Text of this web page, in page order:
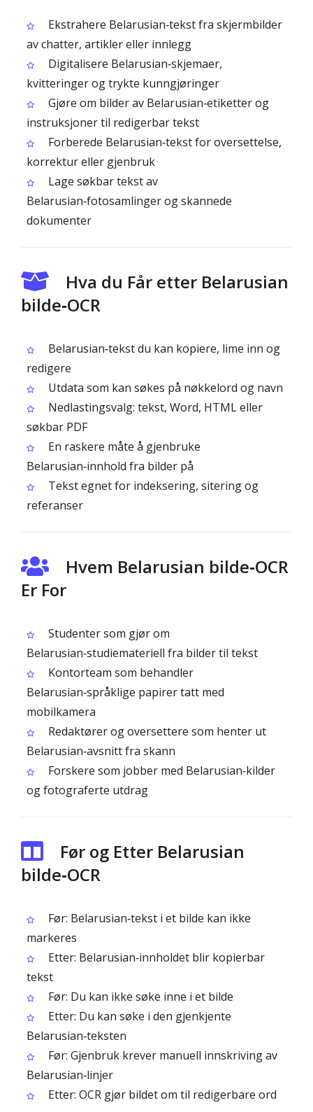
Ekstrahere Belarusian‑tekst fra skjermbilder
av chatter, artikler eller innlegg
Digitalisere Belarusian‑skjemaer,
kvitteringer og trykte kunngjøringer
Gjøre om bilder av Belarusian‑etiketter og
instruksjoner til redigerbar tekst
Forberede Belarusian‑tekst for oversettelse,
korrektur eller gjenbruk
Lage søkbar tekst av
Belarusian‑fotosamlinger og skannede
dokumenter
Hva du Får etter Belarusian
bilde‑OCR
Belarusian‑tekst du kan kopiere, lime inn og
redigere
Utdata som kan søkes på nøkkelord og navn
Nedlastingsvalg: tekst, Word, HTML eller
søkbar PDF
En raskere måte å gjenbruke
Belarusian‑innhold fra bilder på
Tekst egnet for indeksering, sitering og
referanser
Hvem Belarusian bilde‑OCR
Er For
Studenter som gjør om
Belarusian‑studiemateriell fra bilder til tekst
Kontorteam som behandler
Belarusian‑språklige papirer tatt med
mobilkamera
Redaktører og oversettere som henter ut
Belarusian‑avsnitt fra skann
Forskere som jobber med Belarusian‑kilder
og fotograferte utdrag
Før og Etter Belarusian
bilde‑OCR
Før: Belarusian‑tekst i et bilde kan ikke
markeres
Etter: Belarusian‑innholdet blir kopierbar
tekst
Før: Du kan ikke søke inne i et bilde
Etter: Du kan søke i den gjenkjente
Belarusian‑teksten
Før: Gjenbruk krever manuell innskriving av
Belarusian‑linjer
Etter: OCR gjør bildet om til redigerbare ord